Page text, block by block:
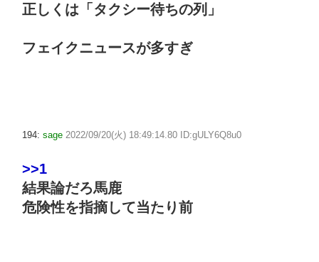
正しくは「タクシー待ちの列」
フェイクニュースが多すぎ
194: sage 2022/09/20(火) 18:49:14.80 ID:gULY6Q8u0
>>1
結果論だろ馬鹿
危険性を指摘して当たり前